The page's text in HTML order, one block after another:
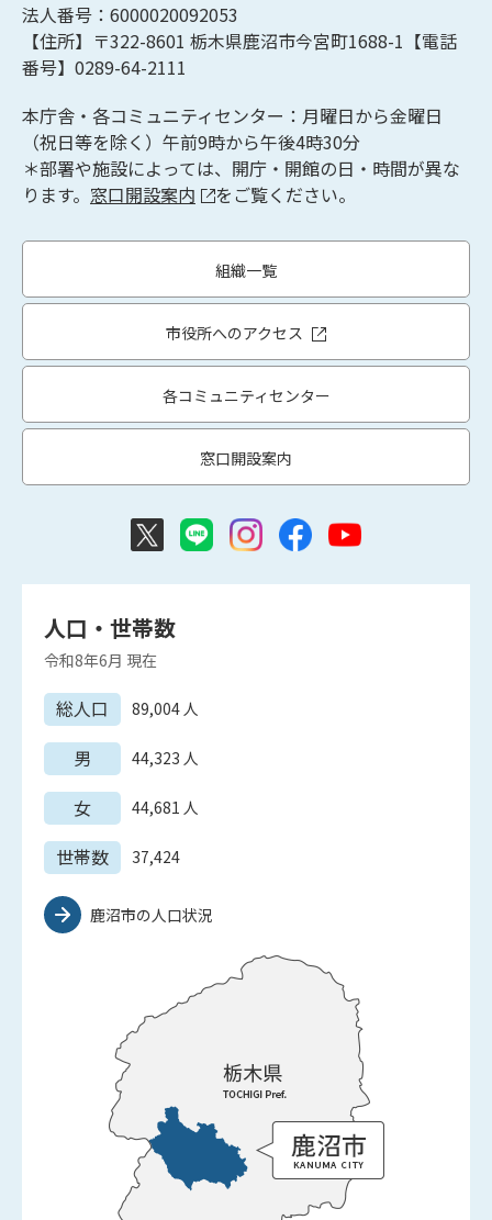
法人番号：6000020092053
【住所】〒322-8601 栃木県鹿沼市今宮町1688-1【電話
番号】0289-64-2111
本庁舎・各コミュニティセンター：月曜日から金曜日
（祝日等を除く）午前9時から午後4時30分
＊部署や施設によっては、開庁・開館の日・時間が異な
ります。 窓口開設案内 をご覧ください。
組織一覧
市役所へのアクセス
各コミュニティセンター
窓口開設案内
人口・世帯数
令和8年6月 現在
総人口 89,004人
男 44,323 人
女 44,681 人
世帯数 37,424
鹿沼市の人口状況